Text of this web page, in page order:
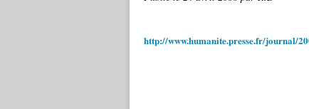
http://www.humanite.presse.fr/journal/